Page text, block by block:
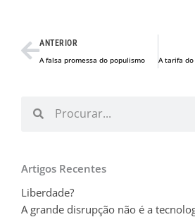
Prev
ANTERIOR
A falsa promessa do populismo
Artigos Recentes
Liberdade?
A grande disrupção não é a